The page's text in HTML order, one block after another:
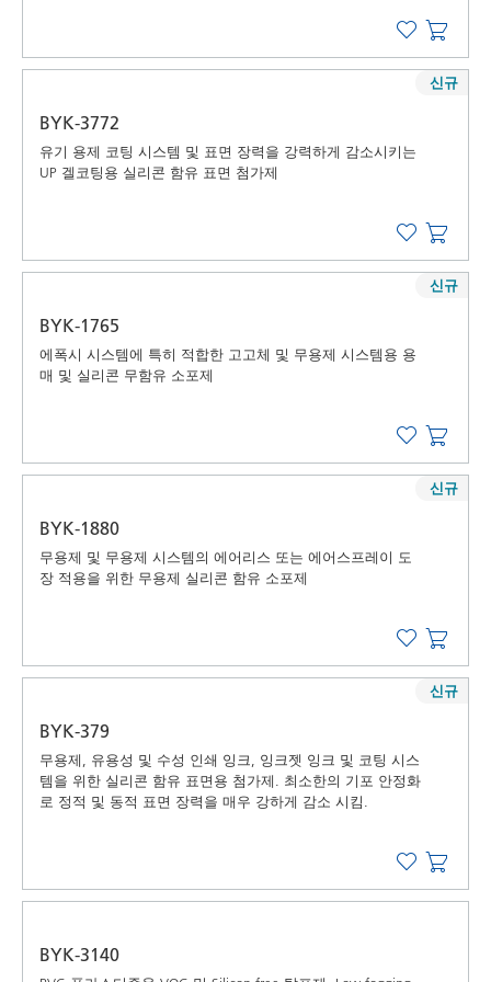
BYK-3772
유기 용제 코팅 시스템 및 표면 장력을 강력하게 감소시키는
UP 겔코팅용 실리콘 함유 표면 첨가제
신규
BYK-1765
에폭시 시스템에 특히 적합한 고고체 및 무용제 시스템용 용
매 및 실리콘 무함유 소포제
신규
BYK-1880
무용제 및 무용제 시스템의 에어리스 또는 에어스프레이 도
장 적용을 위한 무용제 실리콘 함유 소포제
신규
BYK-379
무용제, 유용성 및 수성 인쇄 잉크, 잉크젯 잉크 및 코팅 시스
템을 위한 실리콘 함유 표면용 첨가제. 최소한의 기포 안정화
로 정적 및 동적 표면 장력을 매우 강하게 감소 시킴.
신규
BYK-3140